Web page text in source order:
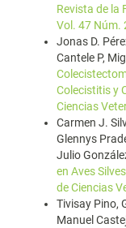
Revista de la
Vol. 47 Núm.
Jonas D.
Cantele P,
Colecistitis y
Ciencias
Carmen J.
Glennys
Julio
en Aves
de Ciencias
Tivisay Pino,
Manuel